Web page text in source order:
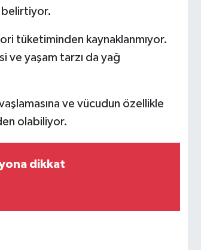
belirtiyor.
tüketiminden kaynaklanmıyor.
ve yaşam tarzı da yağ
ve vücudun özellikle
olabiliyor.
dikkat